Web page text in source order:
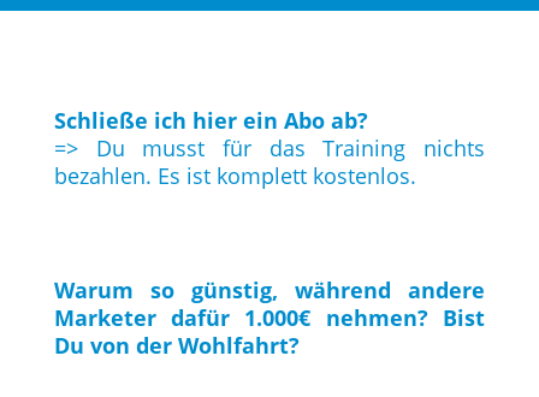
Schließe ich hier ein Abo ab?
=> Du musst für das Training nichts
bezahlen. Es ist komplett kostenlos.
Warum so günstig, während andere
Marketer dafür 1.000€ nehmen? Bist
Du von der Wohlfahrt?